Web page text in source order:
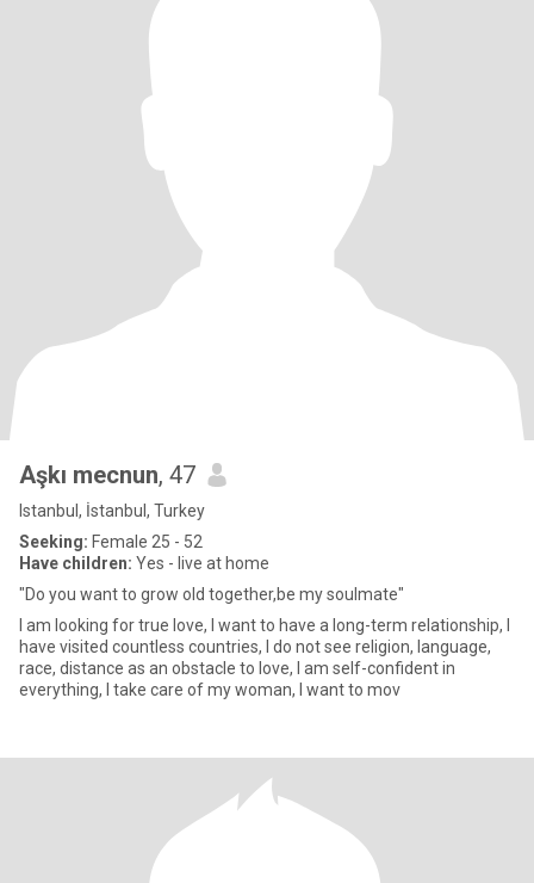
Aşkı mecnun, 47
Istanbul, İstanbul, Turkey
Seeking: Female 25 - 52
Have children: Yes - live at home
"Do you want to grow old together,be my soulmate"
I am looking for true love, I want to have a long-term relationship, I
have visited countless countries, I do not see religion, language,
race, distance as an obstacle to love, I am self-confident in
everything, I take care of my woman, I want to mov